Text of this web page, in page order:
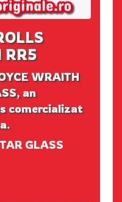
RR5
WRAITH
an
comercializat
GLASS